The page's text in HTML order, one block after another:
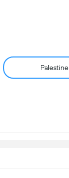
Palestine